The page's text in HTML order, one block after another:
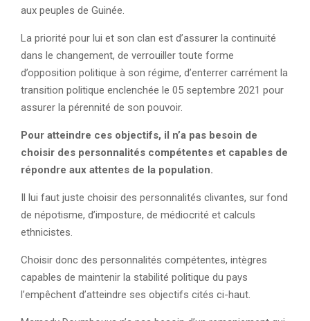
aux peuples de Guinée.
La priorité pour lui et son clan est d’assurer la continuité
dans le changement, de verrouiller toute forme
d’opposition politique à son régime, d’enterrer carrément la
transition politique enclenchée le 05 septembre 2021 pour
assurer la pérennité de son pouvoir.
Pour atteindre ces objectifs, il n’a pas besoin de
choisir des personnalités compétentes et capables de
répondre aux attentes de la population.
Il lui faut juste choisir des personnalités clivantes, sur fond
de népotisme, d’imposture, de médiocrité et calculs
ethnicistes.
Choisir donc des personnalités compétentes, intègres
capables de maintenir la stabilité politique du pays
l’empêchent d’atteindre ses objectifs cités ci-haut.